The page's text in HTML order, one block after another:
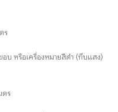
ร
บ หรือเครื่องหมายสีดำ (ทึบแสง)
ตร